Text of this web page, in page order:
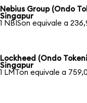
Nebius Group (Ondo
Singapur
1 NBISon equivale a
Lockheed (Ondo
Singapur
1 LMTon equivale a